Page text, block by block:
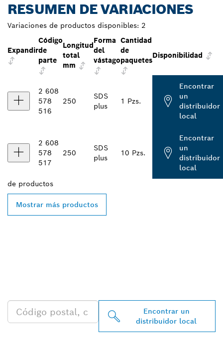
RESUMEN DE VARIACIONES
Variaciones de productos disponibles: 2
Expandir
Código
de
parte
Longitud
total
mm
Forma
del
vástago
Cantidad
de
paquetes
Disponibilidad
2 608
578
516
250
SDS
plus
1 Pzs.
Encontrar
un
distribuidor
local
2 608
578
517
250
SDS
plus
10 Pzs.
Encontrar
un
distribuidor
local
de productos
Mostrar más productos
Encontrar un
distribuidor local